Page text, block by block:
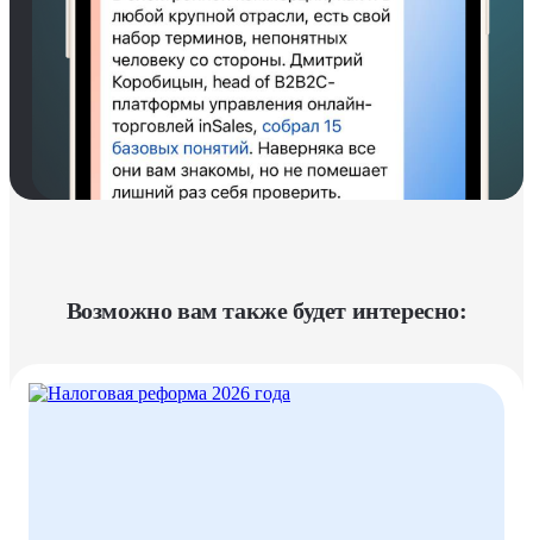
Возможно вам также будет интересно: